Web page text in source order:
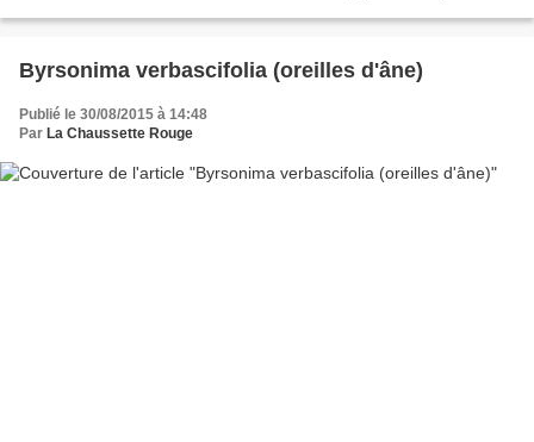
Byrsonima verbascifolia (oreilles d'âne)
Publié le 30/08/2015 à 14:48
Par La Chaussette Rouge